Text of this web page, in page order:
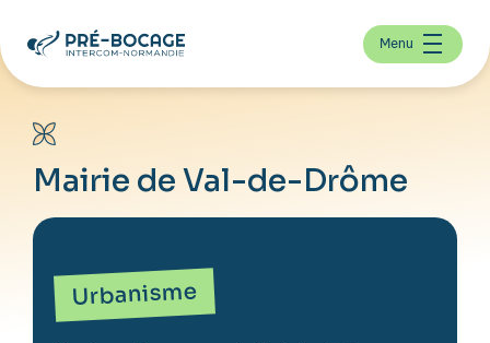
Menu
Mairie de Val-de-Drôme
Urbanisme